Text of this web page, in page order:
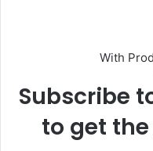
With
Subscribe
to get